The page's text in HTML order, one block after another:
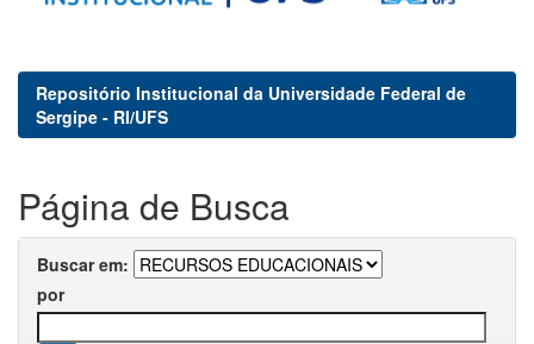
Repositório Institucional da Universidade Federal de
Sergipe - RI/UFS
Página de Busca
Buscar em:
por